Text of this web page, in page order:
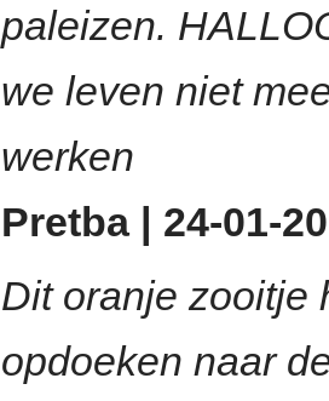
paleizen.
we leven niet
werken
Pretba | 24-01-
Dit oranje zooitje
opdoeken naar